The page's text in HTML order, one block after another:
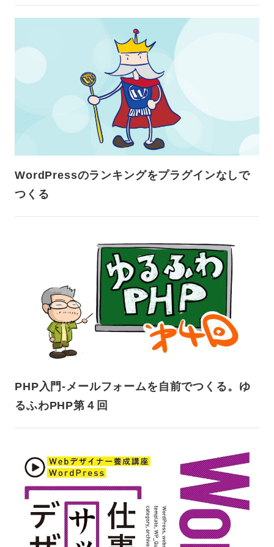
WordPressのランキングをプラグインなしで
つくる
PHP入門-メールフォームを自前でつくる。ゆ
るふわPHP第４回